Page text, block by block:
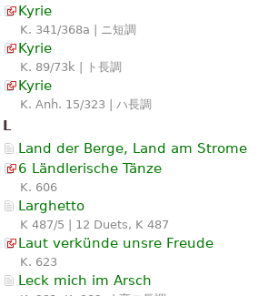
Kyrie
K. 341/368a | ニ短調
Kyrie
K. 89/73k | ト長調
Kyrie
K. Anh. 15/323 | ハ長調
L
Land der Berge, Land am Strome
6 Ländlerische Tänze
K. 606
Larghetto
K 487/5 | 12 Duets, K 487
Laut verkünde unsre Freude
K. 623
Leck mich im Arsch